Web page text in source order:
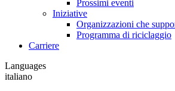
Prossimi eventi
Iniziative
Organizzazioni che
Programma di riciclaggio
Carriere
Languages
italiano